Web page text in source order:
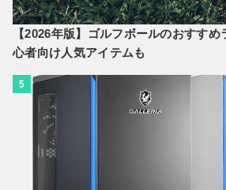
【2026年版】ゴルフボールのおすす
心者向け人気アイテムも
5